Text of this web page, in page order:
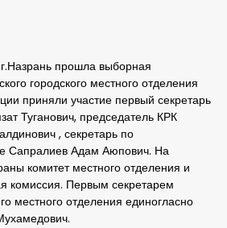
прошла выборная
городского местного отделения
приняли участие первый секретарь
Туганович, председатель КРК
, секретарь по
Сапралиев Адам Аюпович. На
комитет местного отделения и
комиссия. Первым секретарем
местного отделения единогласно